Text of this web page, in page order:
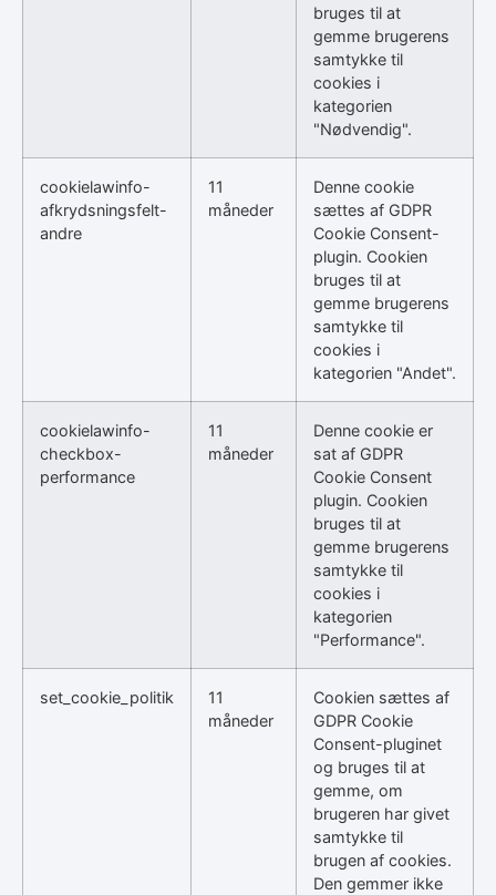
bruges til at
gemme brugerens
samtykke til
cookies i
kategorien
"Nødvendig".
cookielawinfo-
afkrydsningsfelt-
andre
11
måneder
Denne cookie
sættes af GDPR
Cookie Consent-
plugin. Cookien
bruges til at
gemme brugerens
samtykke til
cookies i
kategorien "Andet".
cookielawinfo-
checkbox-
performance
11
måneder
Denne cookie er
sat af GDPR
Cookie Consent
plugin. Cookien
bruges til at
gemme brugerens
samtykke til
cookies i
kategorien
"Performance".
set_cookie_politik
11
måneder
Cookien sættes af
GDPR Cookie
Consent-pluginet
og bruges til at
gemme, om
brugeren har givet
samtykke til
brugen af cookies.
Den gemmer ikke